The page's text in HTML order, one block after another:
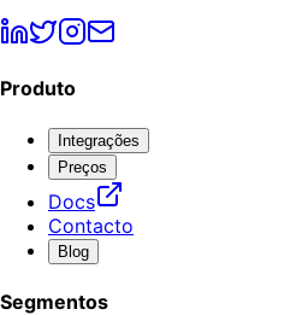
Produto
Integrações
Preços
Docs
Contacto
Blog
Segmentos